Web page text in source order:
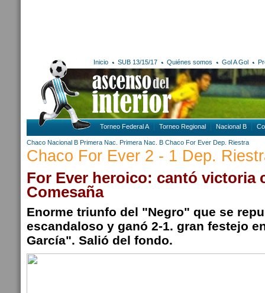
Inicio SUB 13/15/17 Quiénes somos Gol A Gol
Torneo Federal A Torneo Regional Nacional B
Chaco Nacional B Primera Nac. Primera Nac. B Chaco For Ever Dep. Riestra
Chaco For Ever 2 - 1 Dep.
For Ever heroico: cantó victoria
Comesaña
Enorme triunfo del "Negro" que se
escandaloso y ganó 2-1. gran festejo
García". Salió del fondo.